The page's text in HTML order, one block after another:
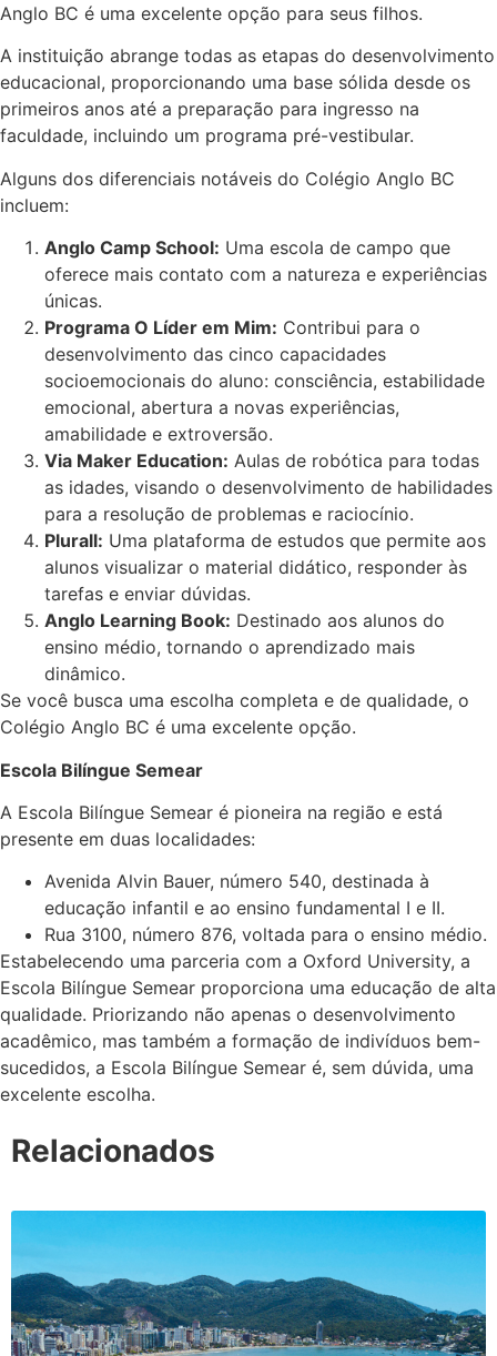
Anglo BC é uma excelente opção para seus filhos.
A instituição abrange todas as etapas do desenvolvimento
educacional, proporcionando uma base sólida desde os
primeiros anos até a preparação para ingresso na
faculdade, incluindo um programa pré-vestibular.
Alguns dos diferenciais notáveis do Colégio Anglo BC
incluem:
Anglo Camp School: Uma escola de campo que
oferece mais contato com a natureza e experiências
únicas.
Programa O Líder em Mim: Contribui para o
desenvolvimento das cinco capacidades
socioemocionais do aluno: consciência, estabilidade
emocional, abertura a novas experiências,
amabilidade e extroversão.
Via Maker Education: Aulas de robótica para todas
as idades, visando o desenvolvimento de habilidades
para a resolução de problemas e raciocínio.
Plurall: Uma plataforma de estudos que permite aos
alunos visualizar o material didático, responder às
tarefas e enviar dúvidas.
Anglo Learning Book: Destinado aos alunos do
ensino médio, tornando o aprendizado mais
dinâmico.
Se você busca uma escolha completa e de qualidade, o
Colégio Anglo BC é uma excelente opção.
Escola Bilíngue Semear
A Escola Bilíngue Semear é pioneira na região e está
presente em duas localidades:
Avenida Alvin Bauer, número 540, destinada à
educação infantil e ao ensino fundamental I e II.
Rua 3100, número 876, voltada para o ensino médio.
Estabelecendo uma parceria com a Oxford University, a
Escola Bilíngue Semear proporciona uma educação de alta
qualidade. Priorizando não apenas o desenvolvimento
acadêmico, mas também a formação de indivíduos bem-
sucedidos, a Escola Bilíngue Semear é, sem dúvida, uma
excelente escolha.
Relacionados